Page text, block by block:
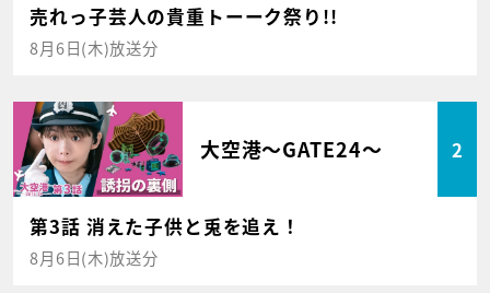
売れっ子芸人の貴重トーーク祭り!!
8月6日(木)放送分
大空港～GATE24～ 2
第3話 消えた子供と兎を追え！
8月6日(木)放送分